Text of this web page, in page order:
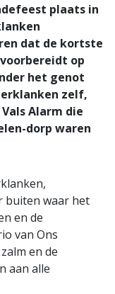
plaats in
dat de kortste
op
het genot
zelf,
Alarm die
dorp waren
buiten waar het
en de
van Ons
en de
aan alle